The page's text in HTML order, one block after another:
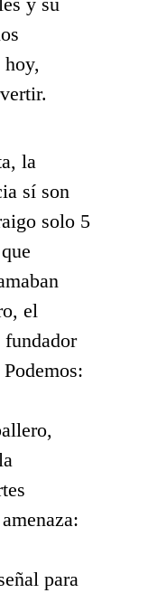
la
sí son
solo 5
el
fundador
para